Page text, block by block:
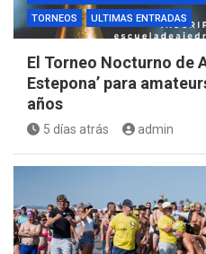
TORNEOS
ULTIMAS ENTRADAS
El Torneo Nocturno de
Estepona’ para
años
5 días atrás admin